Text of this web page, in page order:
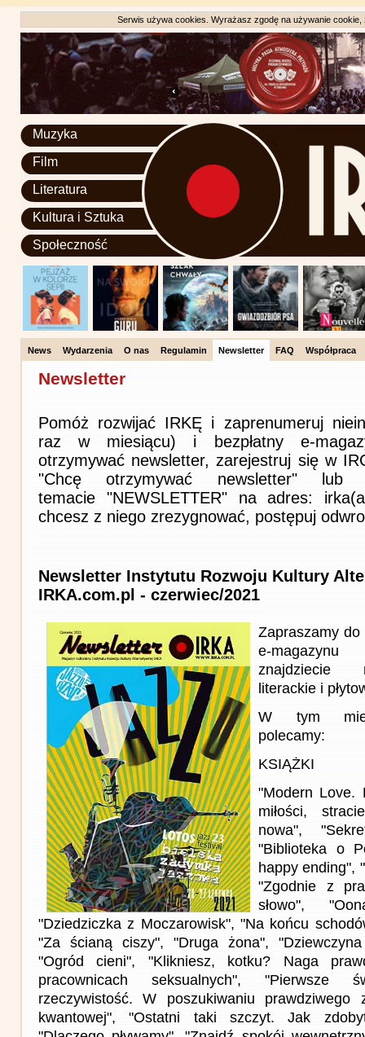
Serwis używa cookies. Wyrażasz zgodę na używanie
Muzyka
Film
Literatura
Kultura i Sztuka
Społeczność
News Wydarzenia O nas Regulamin Newsletter FAQ Współpraca
Newsletter
Pomóż rozwijać IRKĘ i zaprenumeruj
raz w miesiącu) i bezpłatny e-
otrzymywać newsletter, zarejestruj się w
"Chcę otrzymywać newsletter"
temacie "NEWSLETTER" na adres:
chcesz z niego zrezygnować, postępuj
Newsletter Instytutu Rozwoju Kultury
IRKA.com.pl - czerwiec/2021
Zapraszamy
e-
znajdziecie
literackie i
W tym
polecamy:
KSIĄŻKI
"Modern Love.
miłości,
nowa",
"Biblioteka o
happy ending",
"Zgodnie z
słowo",
"Dziedziczka z Moczarowisk", "Na końcu
"Za ścianą ciszy", "Druga żona",
"Ogród cieni", "Klikniesz, kotku? Naga
pracownicach seksualnych", "Pierwsze
rzeczywistość. W poszukiwaniu prawdziwego
kwantowej", "Ostatni taki szczyt. Jak